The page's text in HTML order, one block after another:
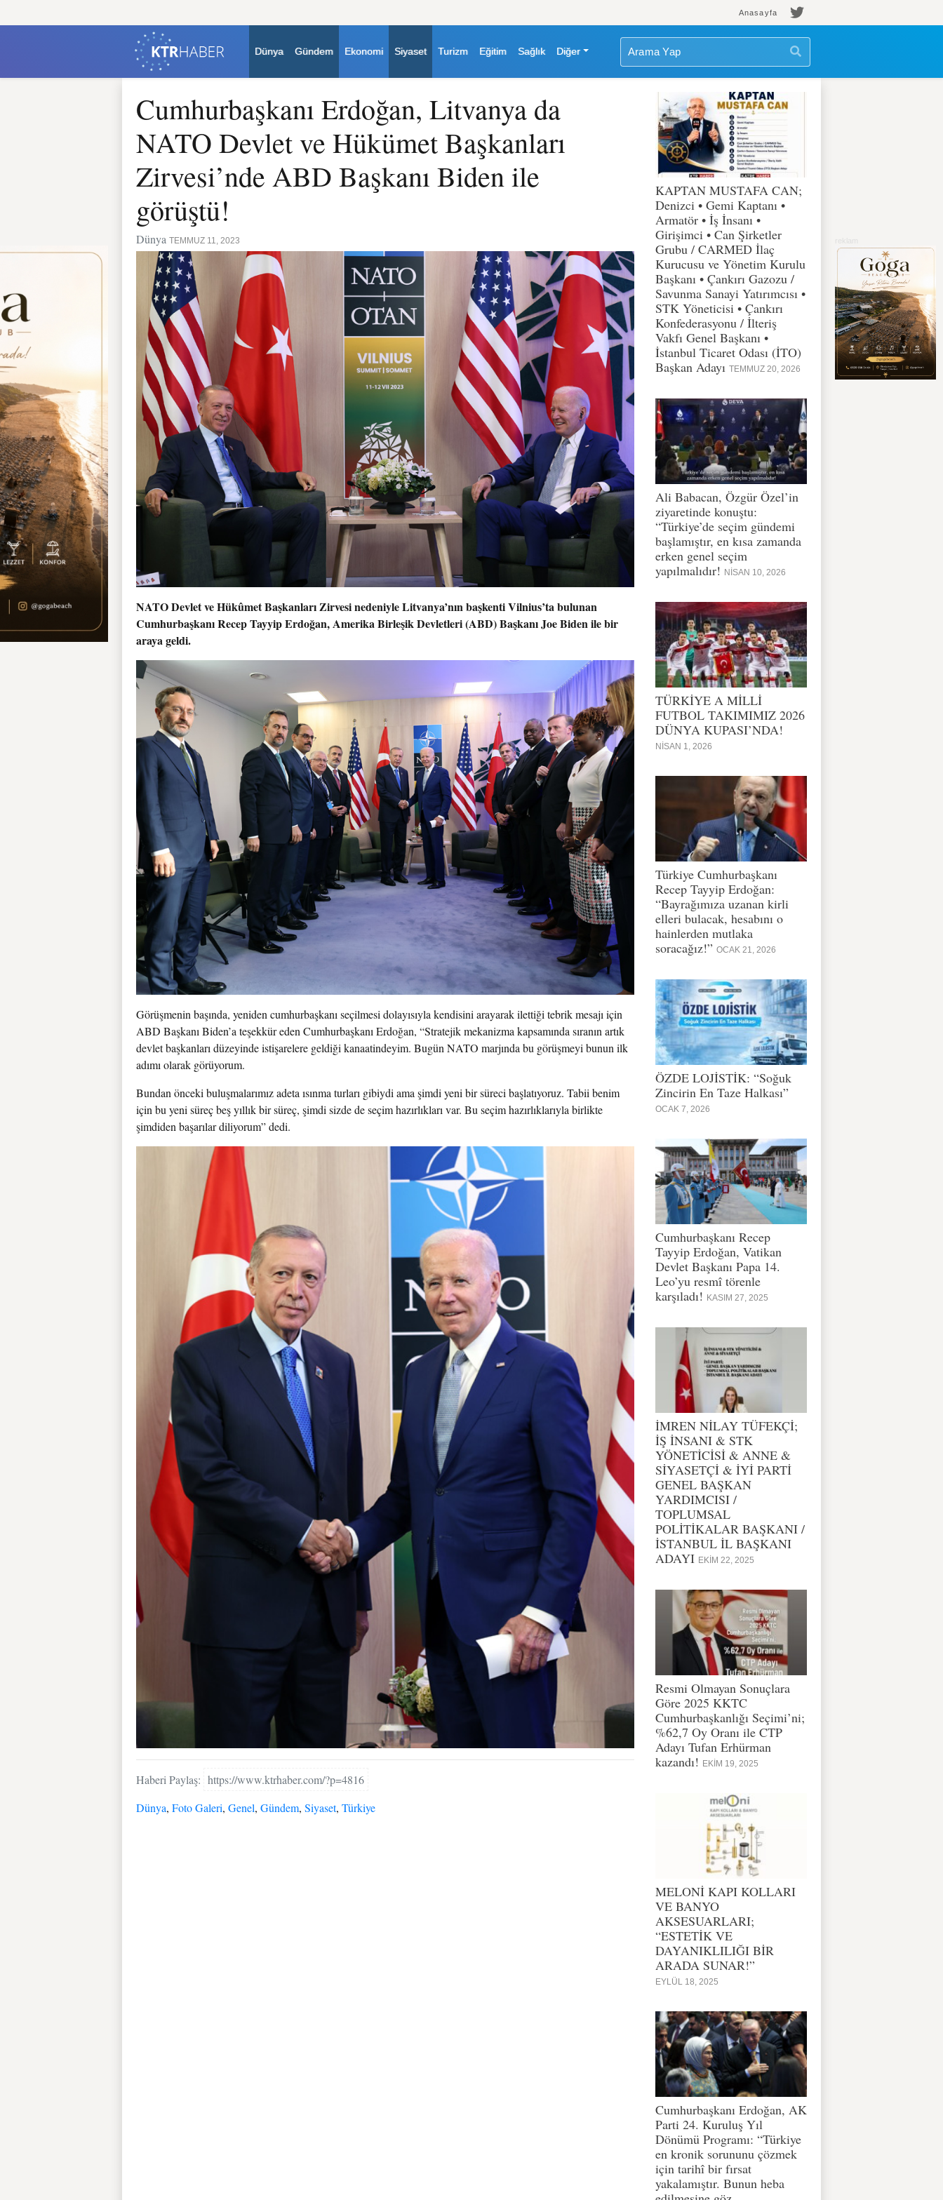
Anasayfa
Dünya Gündem Ekonomi Siyaset Turizm Eğitim Sağlık Diğer
Cumhurbaşkanı Erdoğan, Litvanya da
NATO Devlet ve Hükümet Başkanları
Zirvesi’nde ABD Başkanı Biden ile
görüştü!
Dünya TEMMUZ 11, 2023
NATO Devlet ve Hükûmet Başkanları Zirvesi nedeniyle Litvanya’nın başkenti Vilnius’ta bulunan
Cumhurbaşkanı Recep Tayyip Erdoğan, Amerika Birleşik Devletleri (ABD) Başkanı Joe Biden ile bir
araya geldi.
Görüşmenin başında, yeniden cumhurbaşkanı seçilmesi dolayısıyla kendisini arayarak ilettiği tebrik mesajı için
ABD Başkanı Biden’a teşekkür eden Cumhurbaşkanı Erdoğan, “Stratejik mekanizma kapsamında sıranın artık
devlet başkanları düzeyinde istişarelere geldiği kanaatindeyim. Bugün NATO marjında bu görüşmeyi bunun ilk
adımı olarak görüyorum.
Bundan önceki buluşmalarımız adeta ısınma turları gibiydi ama şimdi yeni bir süreci başlatıyoruz. Tabii benim
için bu yeni süreç beş yıllık bir süreç, şimdi sizde de seçim hazırlıkları var. Bu seçim hazırlıklarıyla birlikte
şimdiden başarılar diliyorum” dedi.
Haberi Paylaş: https://www.ktrhaber.com/?p=4816
Dünya, Foto Galeri, Genel, Gündem, Siyaset, Türkiye
KAPTAN MUSTAFA CAN;
Denizci • Gemi Kaptanı •
Armatör • İş İnsanı •
Girişimci • Can Şirketler
Grubu / CARMED İlaç
Kurucusu ve Yönetim Kurulu
Başkanı • Çankırı Gazozu /
Savunma Sanayi Yatırımcısı •
STK Yöneticisi • Çankırı
Konfederasyonu / İlteriş
Vakfı Genel Başkanı •
İstanbul Ticaret Odası (İTO)
Başkan Adayı TEMMUZ 20, 2026
Ali Babacan, Özgür Özel’in
ziyaretinde konuştu:
“Türkiye’de seçim gündemi
başlamıştır, en kısa zamanda
erken genel seçim
yapılmalıdır! NISAN 10, 2026
TÜRKİYE A MİLLİ
FUTBOL TAKIMIMIZ 2026
DÜNYA KUPASI’NDA!
NISAN 1, 2026
Türkiye Cumhurbaşkanı
Recep Tayyip Erdoğan:
“Bayrağımıza uzanan kirli
elleri bulacak, hesabını o
hainlerden mutlaka
soracağız!” OCAK 21, 2026
ÖZDE LOJİSTİK: “Soğuk
Zincirin En Taze Halkası”
OCAK 7, 2026
Cumhurbaşkanı Recep
Tayyip Erdoğan, Vatikan
Devlet Başkanı Papa 14.
Leo’yu resmî törenle
karşıladı! KASIM 27, 2025
İMREN NİLAY TÜFEKÇİ;
İŞ İNSANI & STK
YÖNETİCİSİ & ANNE &
SİYASETÇİ & İYİ PARTİ
GENEL BAŞKAN
YARDIMCISI /
TOPLUMSAL
POLİTİKALAR BAŞKANI /
İSTANBUL İL BAŞKANI
ADAYI EKIM 22, 2025
Resmi Olmayan Sonuçlara
Göre 2025 KKTC
Cumhurbaşkanlığı Seçimi’ni;
%62,7 Oy Oranı ile CTP
Adayı Tufan Erhürman
kazandı! EKIM 19, 2025
MELONİ KAPI KOLLARI
VE BANYO
AKSESUARLARI;
“ESTETİK VE
DAYANIKLILIĞI BİR
ARADA SUNAR!”
EYLÜL 18, 2025
Cumhurbaşkanı Erdoğan, AK
Parti 24. Kuruluş Yıl
Dönümü Programı: “Türkiye
en kronik sorununu çözmek
için tarihî bir fırsat
yakalamıştır. Bunun heba